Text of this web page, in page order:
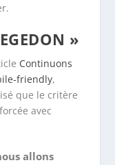
»
Continuons
friendly,
que le critère
avec
allons